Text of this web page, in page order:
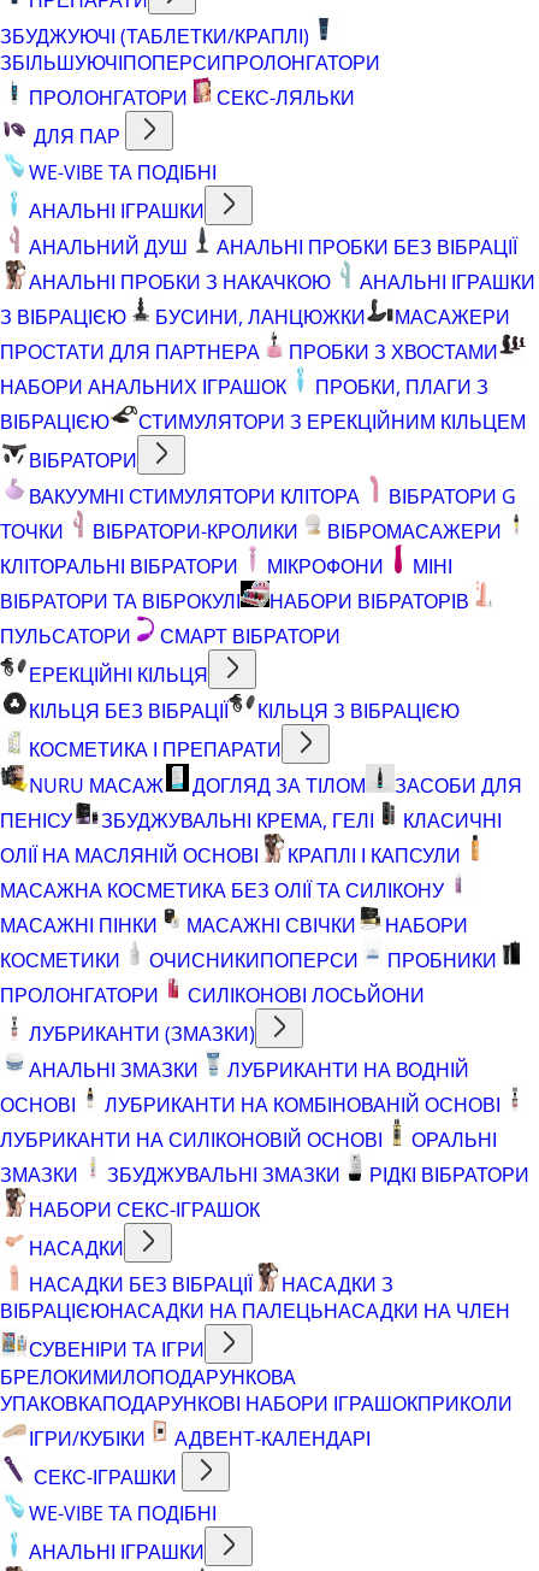
ЗБУДЖУЮЧІ (ТАБЛЕТКИ/КРАПЛІ)
ЗБІЛЬШУЮЧІПОПЕРСИПРОЛОНГАТОРИ
ПРОЛОНГАТОРИ
СЕКС-ЛЯЛЬКИ
ДЛЯ ПАР
WE-VIBE ТА ПОДІБНІ
АНАЛЬНІ ІГРАШКИ
АНАЛЬНИЙ ДУШ
АНАЛЬНІ ПРОБКИ БЕЗ ВІБРАЦІЇ
АНАЛЬНІ ПРОБКИ З НАКАЧКОЮ
АНАЛЬНІ ІГРАШКИ
З ВІБРАЦІЄЮ
БУСИНИ, ЛАНЦЮЖКИ
МАСАЖЕРИ
ПРОСТАТИ ДЛЯ ПАРТНЕРА
ПРОБКИ З ХВОСТАМИ
НАБОРИ АНАЛЬНИХ ІГРАШОК
ПРОБКИ, ПЛАГИ З
ВІБРАЦІЄЮ
СТИМУЛЯТОРИ З ЕРЕКЦІЙНИМ КІЛЬЦЕМ
ВІБРАТОРИ
ВАКУУМНІ СТИМУЛЯТОРИ КЛІТОРА
ВІБРАТОРИ G
ТОЧКИ
ВІБРАТОРИ-КРОЛИКИ
ВІБРОМАСАЖЕРИ
КЛІТОРАЛЬНІ ВІБРАТОРИ
МІКРОФОНИ
МІНІ
ВІБРАТОРИ ТА ВІБРОКУЛІ
НАБОРИ ВІБРАТОРІВ
ПУЛЬСАТОРИ
СМАРТ ВІБРАТОРИ
ЕРЕКЦІЙНІ КІЛЬЦЯ
КІЛЬЦЯ БЕЗ ВІБРАЦІЇ
КІЛЬЦЯ З ВІБРАЦІЄЮ
КОСМЕТИКА І ПРЕПАРАТИ
NURU МАСАЖ
ДОГЛЯД ЗА ТІЛОМ
ЗАСОБИ ДЛЯ
ПЕНІСУ
ЗБУДЖУВАЛЬНІ КРЕМА, ГЕЛІ
КЛАСИЧНІ
ОЛІЇ НА МАСЛЯНІЙ ОСНОВІ
КРАПЛІ І КАПСУЛИ
МАСАЖНА КОСМЕТИКА БЕЗ ОЛІЇ ТА СИЛІКОНУ
МАСАЖНІ ПІНКИ
МАСАЖНІ СВІЧКИ
НАБОРИ
КОСМЕТИКИ
ОЧИСНИКИПОПЕРСИ
ПРОБНИКИ
ПРОЛОНГАТОРИ
СИЛІКОНОВІ ЛОСЬЙОНИ
ЛУБРИКАНТИ (ЗМАЗКИ)
АНАЛЬНІ ЗМАЗКИ
ЛУБРИКАНТИ НА ВОДНІЙ
ОСНОВІ
ЛУБРИКАНТИ НА КОМБІНОВАНІЙ ОСНОВІ
ЛУБРИКАНТИ НА СИЛІКОНОВІЙ ОСНОВІ
ОРАЛЬНІ
ЗМАЗКИ
ЗБУДЖУВАЛЬНІ ЗМАЗКИ
РІДКІ ВІБРАТОРИ
НАБОРИ СЕКС-ІГРАШОК
НАСАДКИ
НАСАДКИ БЕЗ ВІБРАЦІЇ
НАСАДКИ З
ВІБРАЦІЄЮНАСАДКИ НА ПАЛЕЦЬНАСАДКИ НА ЧЛЕН
СУВЕНІРИ ТА ІГРИ
БРЕЛОКИМИЛОПОДАРУНКОВА
УПАКОВКАПОДАРУНКОВІ НАБОРИ ІГРАШОКПРИКОЛИ
ІГРИ/КУБІКИ
АДВЕНТ-КАЛЕНДАРІ
СЕКС-ІГРАШКИ
WE-VIBE ТА ПОДІБНІ
АНАЛЬНІ ІГРАШКИ